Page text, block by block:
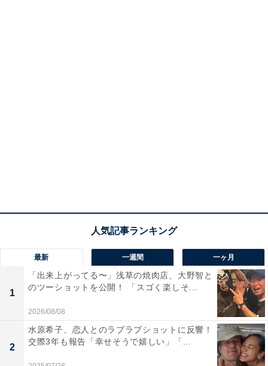
最新 一週間 一ヶ月
1
「出来上がってる〜」浅草の焼肉店、大野智と
のツーショットを公開！ 「スゴく楽しそ...
2026/08/08
2
水原希子、恋人とのラブラブショットに反響！
交際3年も報告「幸せそうで嬉しい」「...